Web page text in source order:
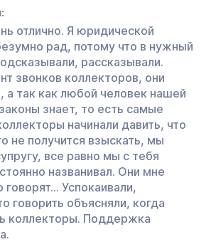
отлично. Я юридической
рад, потому что в нужный
рассказывали.
звонков коллекторов, они
а так как любой человек нашей
знает, то есть самые
начинали давить, что
не получится взыскать, мы
все равно мы с тебя
названивал. Они мне
говорят… Успокаивали,
говорить объясняли, когда
коллекторы. Поддержка